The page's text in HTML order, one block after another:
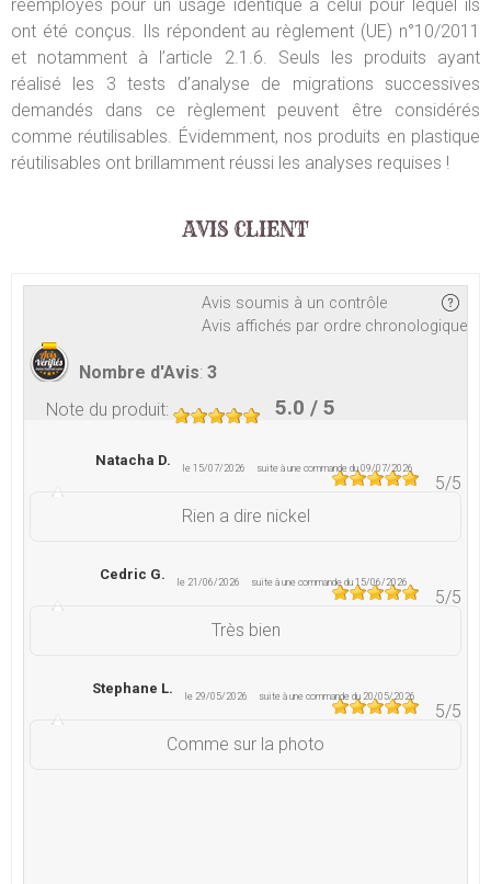
réemployés pour un usage identique à celui pour lequel ils
ont été conçus. Ils répondent au règlement (UE) n°10/2011
et notamment à l’article 2.1.6. Seuls les produits ayant
réalisé les 3 tests d’analyse de migrations successives
demandés dans ce règlement peuvent être considérés
comme réutilisables. Évidemment, nos produits en plastique
réutilisables ont brillamment réussi les analyses requises !
AVIS CLIENT
Avis soumis à un contrôle
Avis affichés par ordre chronologique
Nombre d'Avis: 3
Note du produit: 5.0 / 5
Natacha D. le 15/07/2026 suite à une commande du 09/07/2026
5/5
Rien a dire nickel
Cedric G. le 21/06/2026 suite à une commande du 15/06/2026
5/5
Très bien
Stephane L. le 29/05/2026 suite à une commande du 20/05/2026
5/5
Comme sur la photo